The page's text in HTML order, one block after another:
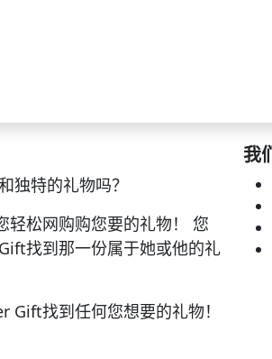
独特的礼物吗？
轻松网购购您要的礼物！ 您
找到那一份属于她或他的礼
Gift找到任何您想要的礼物！
我